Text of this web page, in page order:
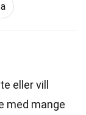
eller vill
med mange